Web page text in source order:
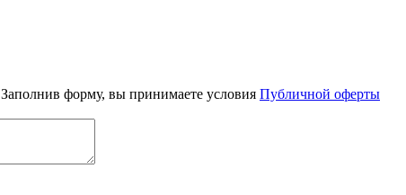
Заполнив форму, вы принимаете условия Публичной оферты